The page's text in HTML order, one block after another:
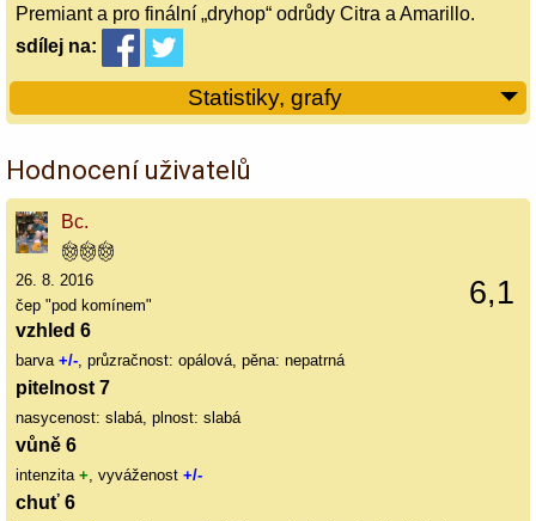
Premiant a pro finální „dryhop“ odrůdy Citra a Amarillo.
sdílej na:
Statistiky, grafy
Hodnocení uživatelů
Bc.
6,1
26. 8. 2016
čep "pod komínem"
vzhled 6
barva +/- , průzračnost: opálová, pěna: nepatrná
pitelnost 7
nasycenost: slabá, plnost: slabá
vůně 6
intenzita + , vyváženost +/-
chuť 6